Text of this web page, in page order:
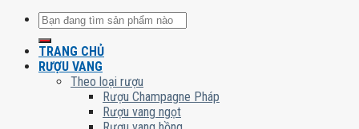
Tìm
kiếm:
TRANG CHỦ
RƯỢU VANG
Theo loại rượu
Rượu Champagne Pháp
Rượu vang ngọt